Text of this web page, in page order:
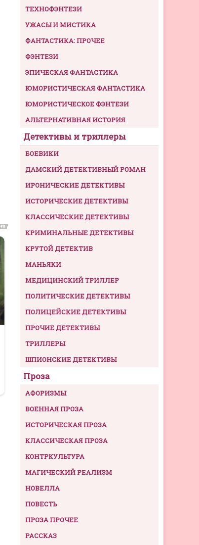
ТЕХНОФЭНТЕЗИ
УЖАСЫ И МИСТИКА
ФАНТАСТИКА: ПРОЧЕЕ
ФЭНТЕЗИ
ЭПИЧЕСКАЯ ФАНТАСТИКА
ЮМОРИСТИЧЕСКАЯ ФАНТАСТИКА
ЮМОРИСТИЧЕСКОЕ ФЭНТЕЗИ
АЛЬТЕРНАТИВНАЯ ИСТОРИЯ
Детективы и триллеры
БОЕВИКИ
ДАМСКИЙ ДЕТЕКТИВНЫЙ РОМАН
ИРОНИЧЕСКИЕ ДЕТЕКТИВЫ
ИСТОРИЧЕСКИЕ ДЕТЕКТИВЫ
КЛАССИЧЕСКИЕ ДЕТЕКТИВЫ
КРИМИНАЛЬНЫЕ ДЕТЕКТИВЫ
КРУТОЙ ДЕТЕКТИВ
МАНЬЯКИ
МЕДИЦИНСКИЙ ТРИЛЛЕР
ПОЛИТИЧЕСКИЕ ДЕТЕКТИВЫ
ПОЛИЦЕЙСКИЕ ДЕТЕКТИВЫ
ПРОЧИЕ ДЕТЕКТИВЫ
ТРИЛЛЕРЫ
ШПИОНСКИЕ ДЕТЕКТИВЫ
Проза
АФОРИЗМЫ
ВОЕННАЯ ПРОЗА
ИСТОРИЧЕСКАЯ ПРОЗА
КЛАССИЧЕСКАЯ ПРОЗА
КОНТРКУЛЬТУРА
МАГИЧЕСКИЙ РЕАЛИЗМ
НОВЕЛЛА
ПОВЕСТЬ
ПРОЗА ПРОЧЕЕ
РАССКАЗ